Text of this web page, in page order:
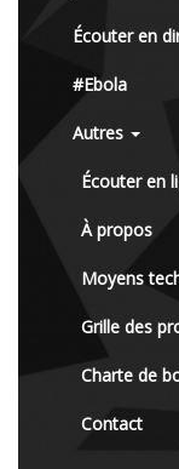
Écouter en
#Ebola
Autres
Écouter en
À propos
Moyens
Grille des
Charte de
Contact